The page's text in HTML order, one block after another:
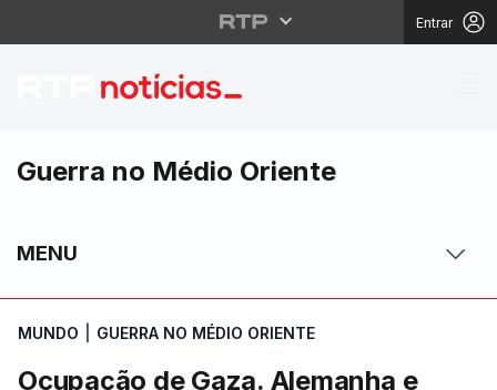
Entrar
Ocupação de Gaza.
Guerra no Médio Oriente
MENU
MUNDO GUERRA NO MÉDIO ORIENTE
Ocupação de Gaza. Alemanha e